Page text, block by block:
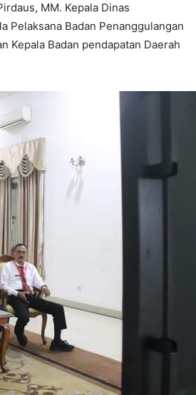
MM. Kepala Dinas
Pelaksana Badan Penanggulangan
Kepala Badan pendapatan Daerah